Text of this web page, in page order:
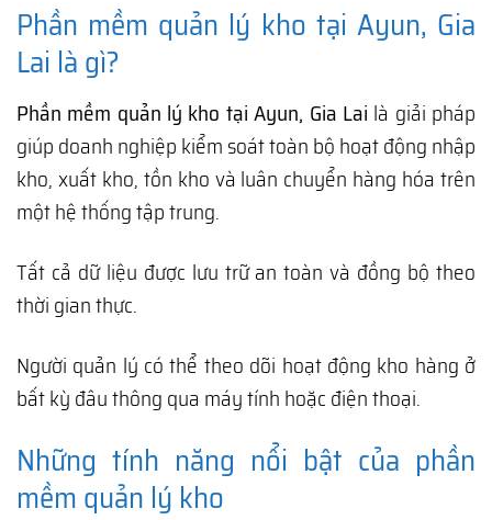
Phần mềm quản lý kho tại Ayun, Gia
Lai là gì?
Phần mềm quản lý kho tại Ayun, Gia Lai là giải pháp
giúp doanh nghiệp kiểm soát toàn bộ hoạt động nhập
kho, xuất kho, tồn kho và luân chuyển hàng hóa trên
một hệ thống tập trung.
Tất cả dữ liệu được lưu trữ an toàn và đồng bộ theo
thời gian thực.
Người quản lý có thể theo dõi hoạt động kho hàng ở
bất kỳ đâu thông qua máy tính hoặc điện thoại.
Những tính năng nổi bật của phần
mềm quản lý kho